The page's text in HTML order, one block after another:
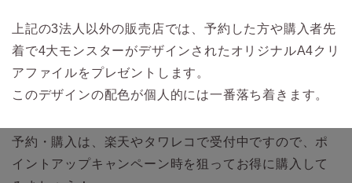
上記の3法人以外の販売店では、予約した方や購入者先
着で4大モンスターがデザインされたオリジナルA4クリ
アファイルをプレゼントします。
このデザインの配色が個人的には一番落ち着きます。
予約・購入は、楽天やタワレコで受付中ですので、ポ
イントアップキャンペーン時を狙ってお得に購入して